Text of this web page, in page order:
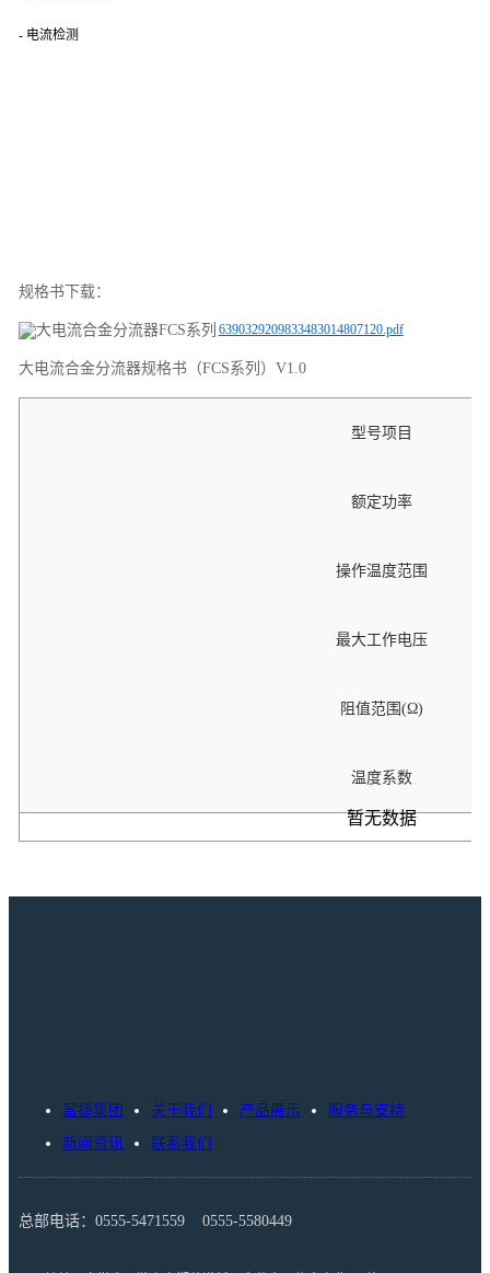
- 电流检测
规格书下载：
6390329209833483014807120.pdf
大电流合金分流器规格书（FCS系列）V1.0
型号项目
额定功率
操作温度范围
最大工作电压
阻值范围(Ω)
温度系数
暂无数据
富捷集团 关于我们 产品展示
服务与支持
新闻资讯
联系我们
总部电话：0555-5471559 0555-5580449